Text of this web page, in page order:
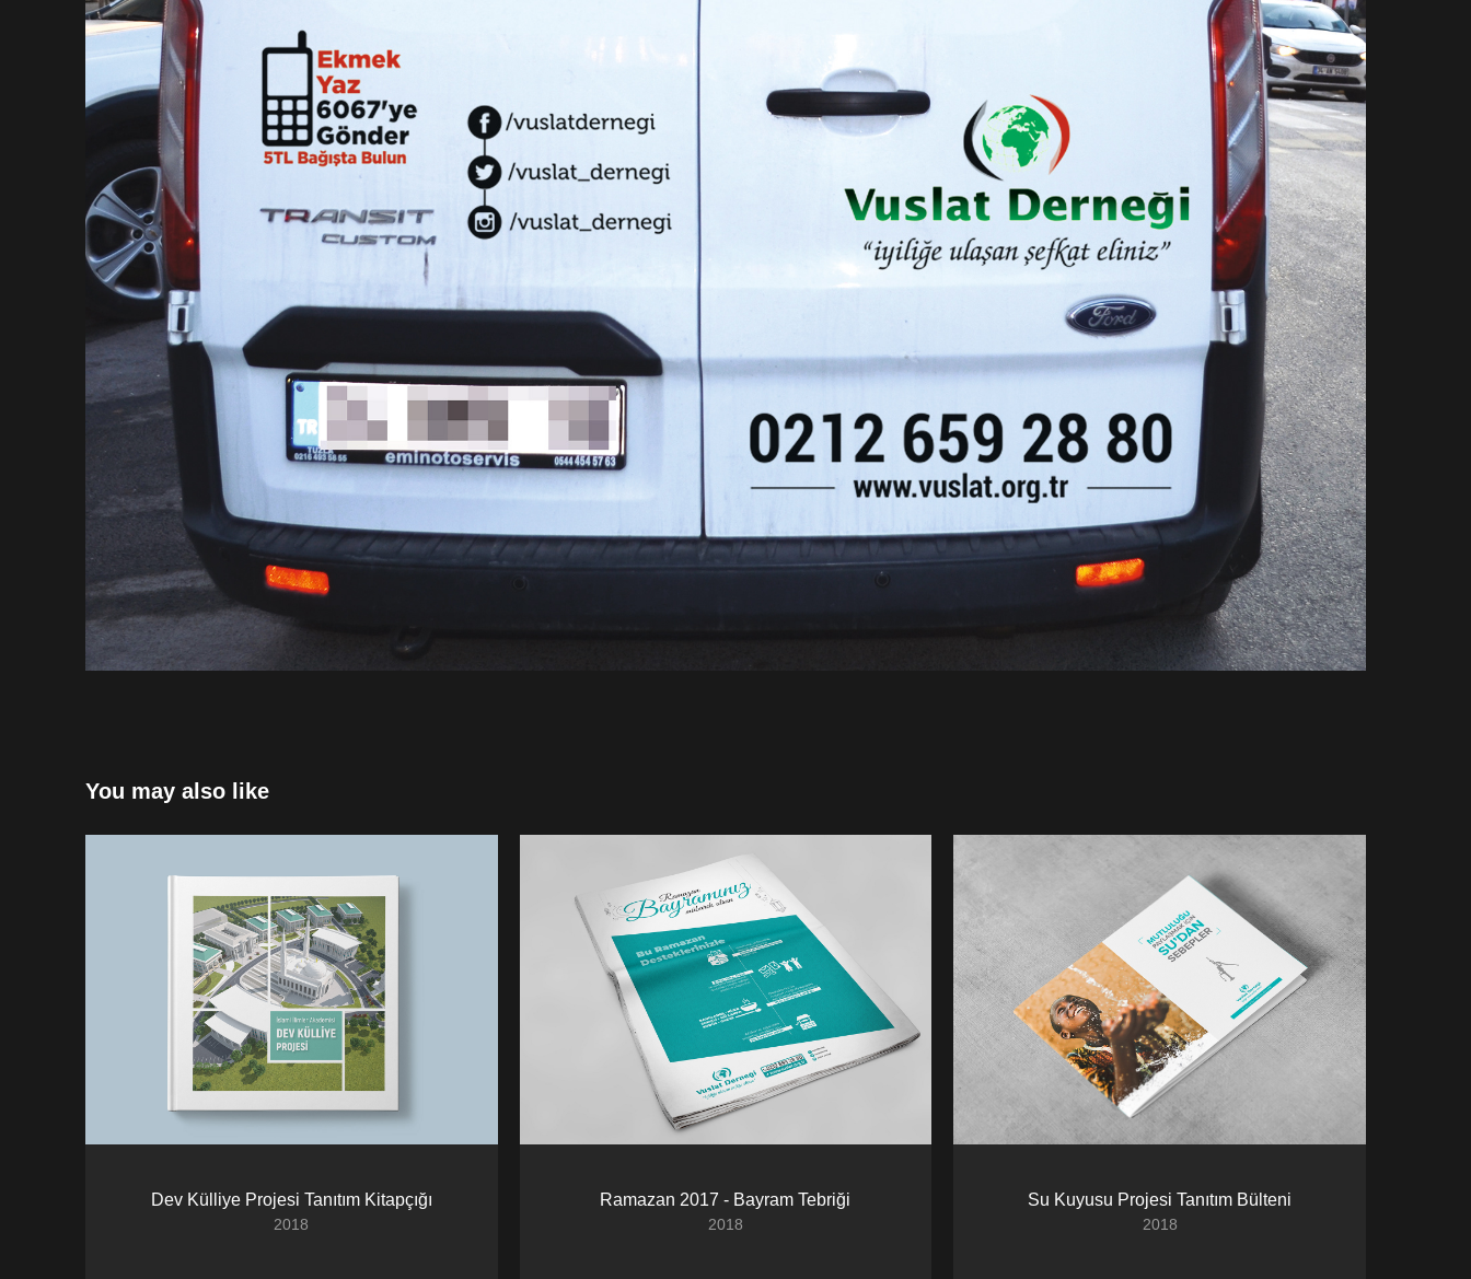
You may also like
Dev Külliye Projesi Tanıtım Kitapçığı
2018
Ramazan 2017 - Bayram Tebriği
2018
Su Kuyusu Projesi Tanıtım Bülteni
2018